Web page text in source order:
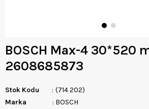
BOSCH Max-4 30*520
2608685873
Stok Kodu
(714 202)
Marka
: BOSCH